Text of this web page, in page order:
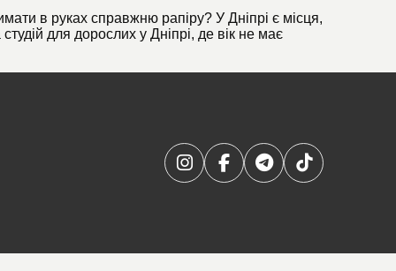
в руках справжню рапіру? У Дніпрі є місця,
для дорослих у Дніпрі, де вік не має